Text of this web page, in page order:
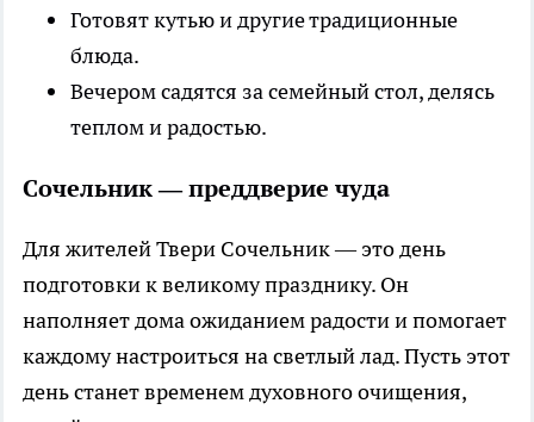
Готовят кутью и другие традиционные
блюда.
Вечером садятся за семейный стол, делясь
теплом и радостью.
Сочельник — преддверие чуда
Для жителей Твери Сочельник — это день
подготовки к великому празднику. Он
наполняет дома ожиданием радости и помогает
каждому настроиться на светлый лад. Пусть этот
день станет временем духовного очищения,